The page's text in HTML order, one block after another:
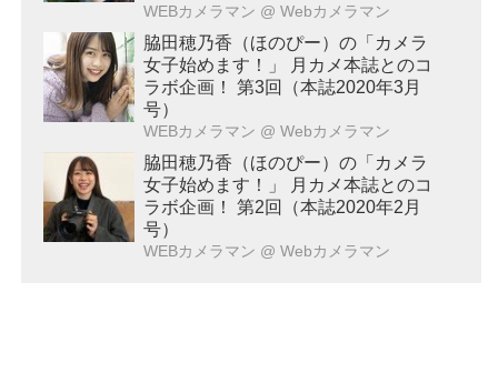
WEBカメラマン @ Webカメラマン
脇田穂乃香（ほのぴー）の「カメラ
女子始めます！」 月カメ本誌とのコ
ラボ企画！ 第3回（本誌2020年3月
号）
WEBカメラマン @ Webカメラマン
脇田穂乃香（ほのぴー）の「カメラ
女子始めます！」 月カメ本誌とのコ
ラボ企画！ 第2回（本誌2020年2月
号）
WEBカメラマン @ Webカメラマン